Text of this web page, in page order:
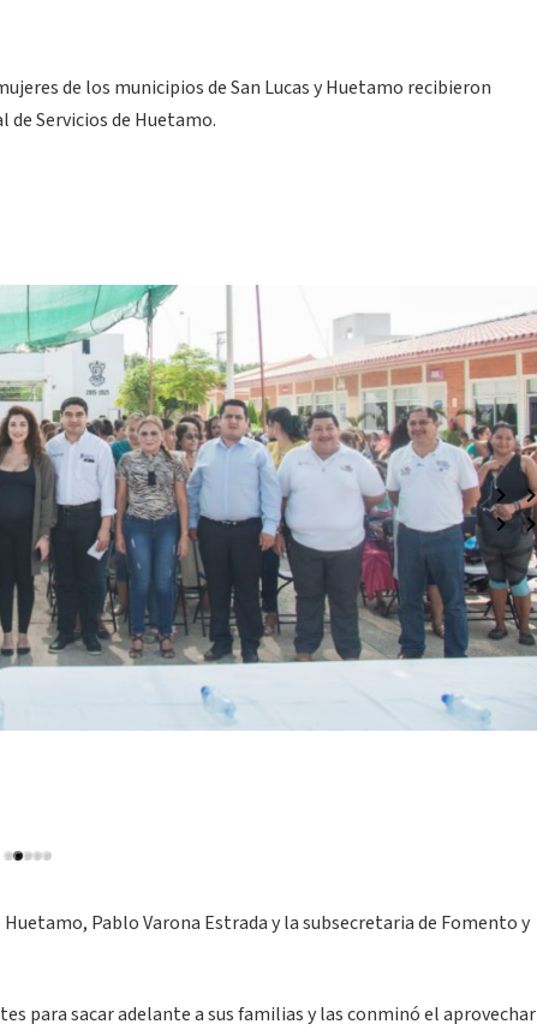
de los municipios de San Lucas y Huetamo recibieron
Servicios de Huetamo.
Pablo Varona Estrada y la subsecretaria de Fomento y
para sacar adelante a sus familias y las conminó el aprovechar